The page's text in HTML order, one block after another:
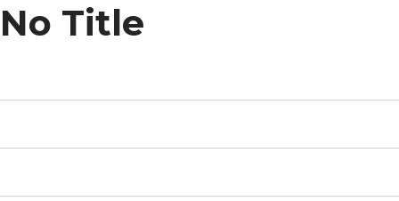
No Title